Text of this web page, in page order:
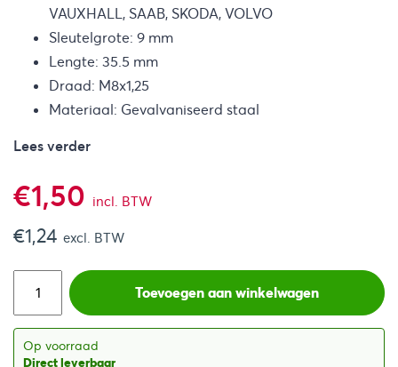
VAUXHALL, SAAB, SKODA, VOLVO
Sleutelgrote: 9 mm
Lengte: 35.5 mm
Draad: M8x1,25
Materiaal: Gevalvaniseerd staal
Lees verder
€1,50 incl. BTW
€1,24 excl. BTW
Toevoegen aan winkelwagen
Op voorraad
Direct leverbaar